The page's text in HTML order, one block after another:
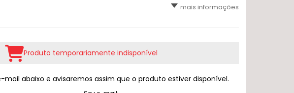
mais informações
Produto temporariamente indisponível
abaixo e avisaremos assim que o produto estiver disponível.